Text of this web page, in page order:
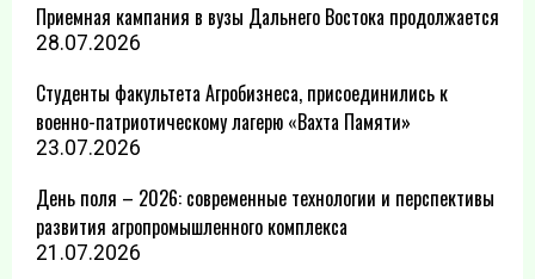
Приемная кампания в вузы Дальнего Востока продолжается
28.07.2026
Студенты факультета Агробизнеса, присоединились к
военно-патриотическому лагерю «Вахта Памяти»
23.07.2026
День поля – 2026: современные технологии и перспективы
развития агропромышленного комплекса
21.07.2026